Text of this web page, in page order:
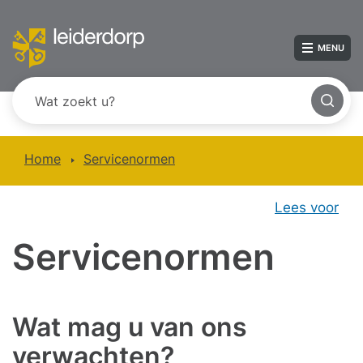
MENU
Home Servicenormen
Lees voor
Servicenormen
Wat mag u van ons
verwachten?